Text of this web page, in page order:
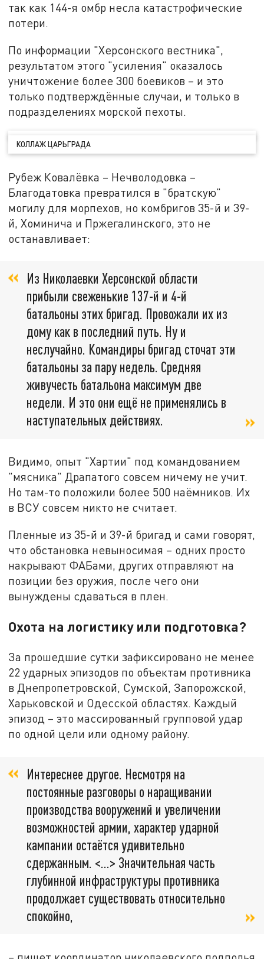
так как 144-я омбр несла катастрофические
потери.
По информации "Херсонского вестника",
результатом этого "усиления" оказалось
уничтожение более 300 боевиков – и это
только подтверждённые случаи, и только в
подразделениях морской пехоты.
КОЛЛАЖ ЦАРЬГРАДА
Рубеж Ковалёвка – Нечволодовка –
Благодатовка превратился в "братскую"
могилу для морпехов, но комбригов 35-й и 39-
й, Хоминича и Пржегалинского, это не
останавливает:
Из Николаевки Херсонской области
прибыли свеженькие 137-й и 4-й
батальоны этих бригад. Провожали их из
дому как в последний путь. Ну и
неслучайно. Командиры бригад сточат эти
батальоны за пару недель. Средняя
живучесть батальона максимум две
недели. И это они ещё не применялись в
наступательных действиях.
Видимо, опыт "Хартии" под командованием
"мясника" Драпатого совсем ничему не учит.
Но там-то положили более 500 наёмников. Их
в ВСУ совсем никто не считает.
Пленные из 35-й и 39-й бригад и сами говорят,
что обстановка невыносимая – одних просто
накрывают ФАБами, других отправляют на
позиции без оружия, после чего они
вынуждены сдаваться в плен.
Охота на логистику или подготовка?
За прошедшие сутки зафиксировано не менее
22 ударных эпизодов по объектам противника
в Днепропетровской, Сумской, Запорожской,
Харьковской и Одесской областях. Каждый
эпизод – это массированный групповой удар
по одной цели или одному району.
Интереснее другое. Несмотря на
постоянные разговоры о наращивании
производства вооружений и увеличении
возможностей армии, характер ударной
кампании остаётся удивительно
сдержанным. <…> Значительная часть
глубинной инфраструктуры противника
продолжает существовать относительно
спокойно,